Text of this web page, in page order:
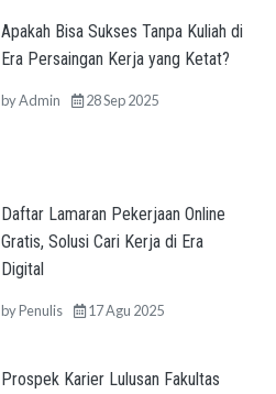
Apakah Bisa Sukses Tanpa Kuliah di
Era Persaingan Kerja yang Ketat?
byAdmin 28 Sep 2025
Daftar Lamaran Pekerjaan Online
Gratis, Solusi Cari Kerja di Era
Digital
byPenulis 17 Agu 2025
Prospek Karier Lulusan Fakultas